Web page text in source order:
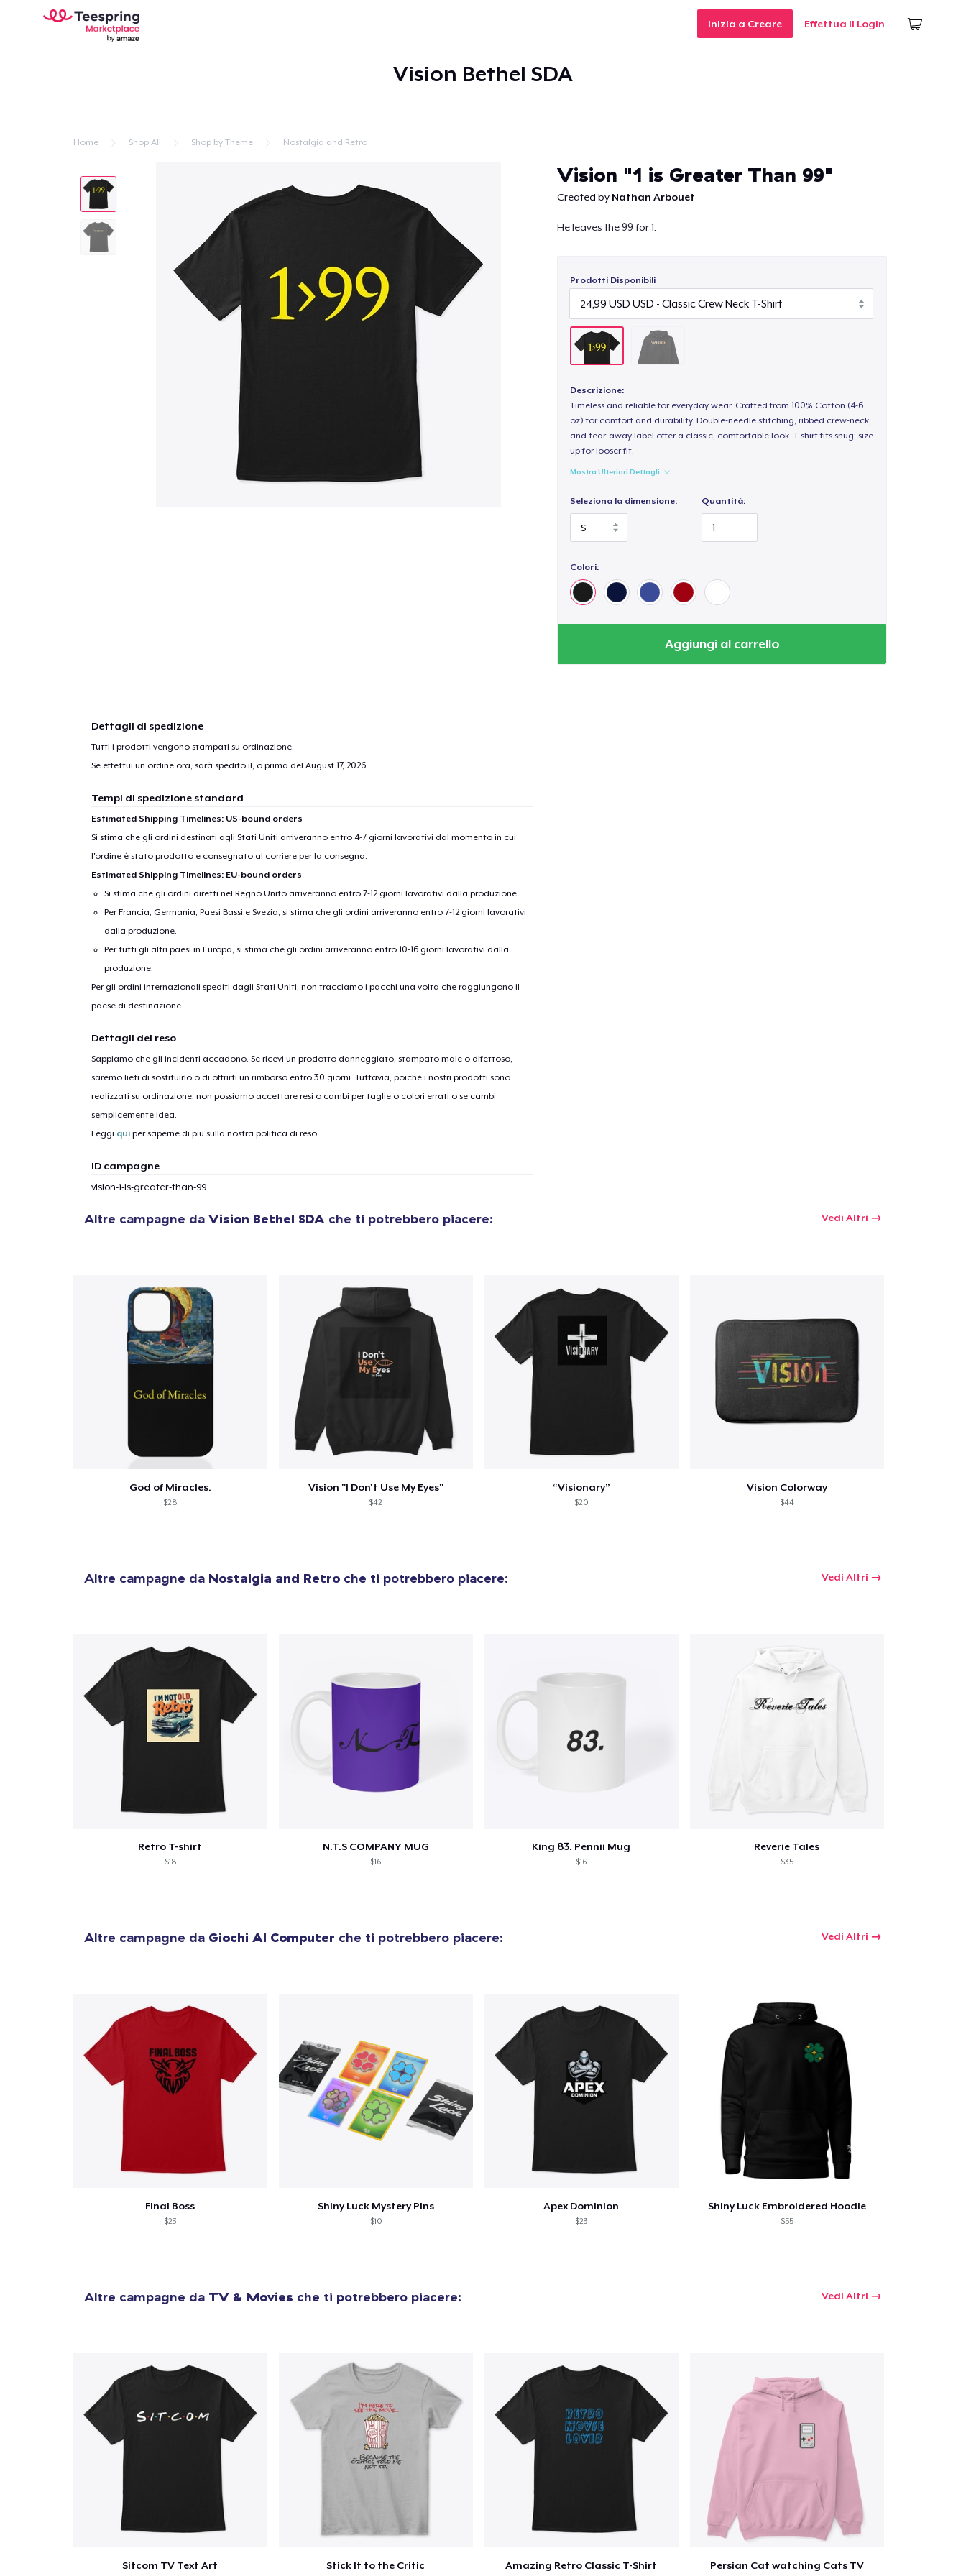
Inizia a Creare Effettua il Login
Vision Bethel SDA
Home Shop All Shop by Theme Nostalgia and Retro
Vision "1 is Greater Than 99"
Created by Nathan Arbouet
He leaves the 99 for 1.
Prodotti Disponibili
Descrizione:
Timeless and reliable for everyday wear. Crafted from 100% Cotton (4-6
oz) for comfort and durability. Double-needle stitching, ribbed crew-neck,
and tear-away label offer a classic, comfortable look. T-shirt fits snug; size
up for looser fit.
Mostra Ulteriori Dettagli
Seleziona la dimensione: Quantità:
Colori:
Aggiungi al carrello
Dettagli di spedizione
Tutti i prodotti vengono stampati su ordinazione.
Se effettui un ordine ora, sarà spedito il, o prima del August 17, 2026.
Tempi di spedizione standard
Estimated Shipping Timelines: US-bound orders
Si stima che gli ordini destinati agli Stati Uniti arriveranno entro 4-7 giorni lavorativi dal momento in cui
l'ordine è stato prodotto e consegnato al corriere per la consegna.
Estimated Shipping Timelines: EU-bound orders
Si stima che gli ordini diretti nel Regno Unito arriveranno entro 7-12 giorni lavorativi dalla produzione.
Per Francia, Germania, Paesi Bassi e Svezia, si stima che gli ordini arriveranno entro 7-12 giorni lavorativi
dalla produzione.
Per tutti gli altri paesi in Europa, si stima che gli ordini arriveranno entro 10-16 giorni lavorativi dalla
produzione.
Per gli ordini internazionali spediti dagli Stati Uniti, non tracciamo i pacchi una volta che raggiungono il
paese di destinazione.
Dettagli del reso
Sappiamo che gli incidenti accadono. Se ricevi un prodotto danneggiato, stampato male o difettoso,
saremo lieti di sostituirlo o di offrirti un rimborso entro 30 giorni. Tuttavia, poiché i nostri prodotti sono
realizzati su ordinazione, non possiamo accettare resi o cambi per taglie o colori errati o se cambi
semplicemente idea.
Leggi quiper saperne di più sulla nostra politica di reso.
ID campagne
vision-1-is-greater-than-99
Altre campagne da Vision Bethel SDA che ti potrebbero piacere: Vedi Altri
God of Miracles.
$28
Vision "I Don't Use My Eyes"
$42
“Visionary”
$20
Vision Colorway
$44
Altre campagne da Nostalgia and Retro che ti potrebbero piacere: Vedi Altri
Retro T-shirt
$18
N.T.S COMPANY MUG
$16
King 83. Pennii Mug
$16
Reverie Tales
$35
Altre campagne da Giochi Al Computer che ti potrebbero piacere: Vedi Altri
Final Boss
$23
Shiny Luck Mystery Pins
$10
Apex Dominion
$23
Shiny Luck Embroidered Hoodie
$55
Altre campagne da TV & Movies che ti potrebbero piacere: Vedi Altri
Sitcom TV Text Art Stick It to the Critic Amazing Retro Classic T-Shirt Persian Cat watching Cats TV
articolo aggiunto al carrello Vai al tuo carrello